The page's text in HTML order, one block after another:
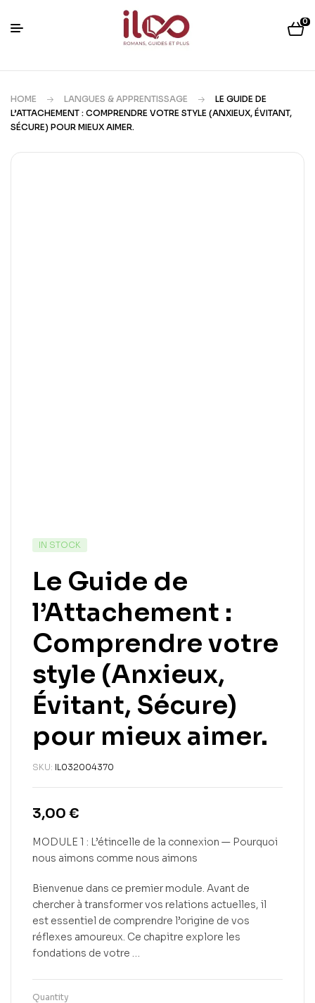
0
HOME LANGUES & APPRENTISSAGE
LE GUIDE DE
L’ATTACHEMENT : COMPRENDRE VOTRE STYLE (ANXIEUX, ÉVITANT,
SÉCURE) POUR MIEUX AIMER.
IN STOCK
Le Guide de
l’Attachement :
Comprendre votre
style (Anxieux,
Évitant, Sécure)
pour mieux aimer.
SKU: IL032004370
3,00 €
MODULE 1 : L’étincelle de la connexion — Pourquoi
nous aimons comme nous aimons
Bienvenue dans ce premier module. Avant de
chercher à transformer vos relations actuelles, il
est essentiel de comprendre l’origine de vos
réflexes amoureux. Ce chapitre explore les
fondations de votre …
Quantity